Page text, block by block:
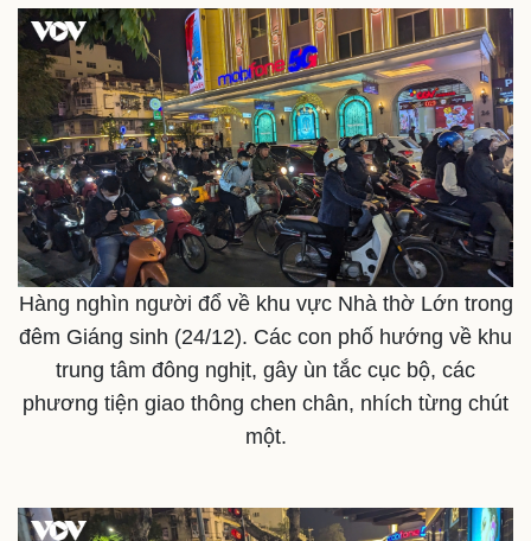
Thế giới
Multimedia
Hàng nghìn người đổ về khu vực Nhà thờ Lớn trong
đêm Giáng sinh (24/12). Các con phố hướng về khu
trung tâm đông nghịt, gây ùn tắc cục bộ, các
phương tiện giao thông chen chân, nhích từng chút
một.